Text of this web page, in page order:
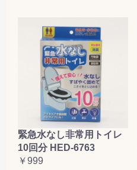
緊急水なし非常用トイレ
10回分 HED-6763
￥999